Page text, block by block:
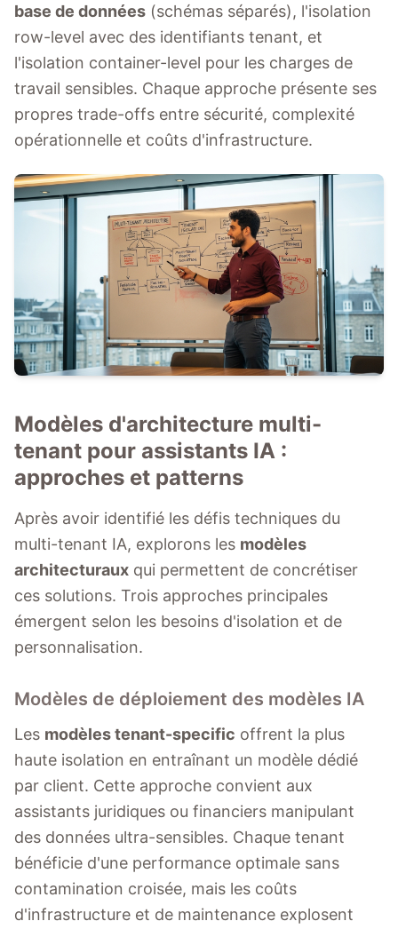
base de données (schémas séparés), l'isolation
row-level avec des identifiants tenant, et
l'isolation container-level pour les charges de
travail sensibles. Chaque approche présente ses
propres trade-offs entre sécurité, complexité
opérationnelle et coûts d'infrastructure.
Modèles d'architecture multi-
tenant pour assistants IA :
approches et patterns
Après avoir identifié les défis techniques du
multi-tenant IA, explorons les modèles
architecturaux qui permettent de concrétiser
ces solutions. Trois approches principales
émergent selon les besoins d'isolation et de
personnalisation.
Modèles de déploiement des modèles IA
Les modèles tenant-specific offrent la plus
haute isolation en entraînant un modèle dédié
par client. Cette approche convient aux
assistants juridiques ou financiers manipulant
des données ultra-sensibles. Chaque tenant
bénéficie d'une performance optimale sans
contamination croisée, mais les coûts
d'infrastructure et de maintenance explosent